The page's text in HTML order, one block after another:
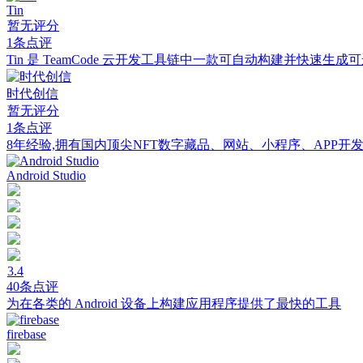
Tin
暂无评分
1条点评
Tin 是 TeamCode 云开发工具链中一款可自动构建并快速生成可
时代创信
暂无评分
1条点评
8年经验,拥有国内顶尖NFT数字藏品、网站、小程序、APP开
Android Studio
3.4
40条点评
为在各类的 Android 设备上构建应用程序提供了最快的工具
firebase